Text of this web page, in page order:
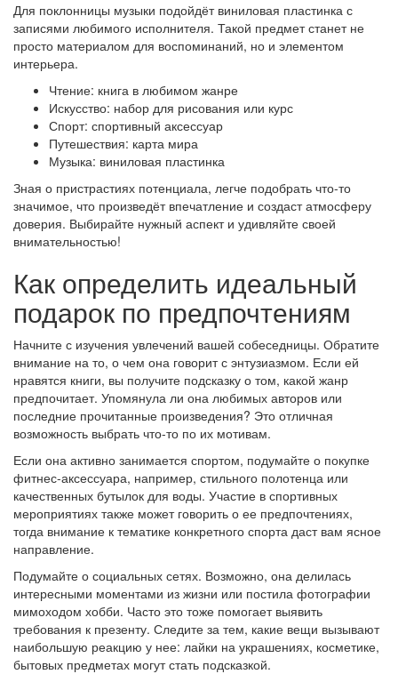
Для поклонницы музыки подойдёт виниловая пластинка с
записями любимого исполнителя. Такой предмет станет не
просто материалом для воспоминаний, но и элементом
интерьера.
Чтение: книга в любимом жанре
Искусство: набор для рисования или курс
Спорт: спортивный аксессуар
Путешествия: карта мира
Музыка: виниловая пластинка
Зная о пристрастиях потенциала, легче подобрать что-то
значимое, что произведёт впечатление и создаст атмосферу
доверия. Выбирайте нужный аспект и удивляйте своей
внимательностью!
Как определить идеальный
подарок по предпочтениям
Начните с изучения увлечений вашей собеседницы. Обратите
внимание на то, о чем она говорит с энтузиазмом. Если ей
нравятся книги, вы получите подсказку о том, какой жанр
предпочитает. Упомянула ли она любимых авторов или
последние прочитанные произведения? Это отличная
возможность выбрать что-то по их мотивам.
Если она активно занимается спортом, подумайте о покупке
фитнес-аксессуара, например, стильного полотенца или
качественных бутылок для воды. Участие в спортивных
мероприятиях также может говорить о ее предпочтениях,
тогда внимание к тематике конкретного спорта даст вам ясное
направление.
Подумайте о социальных сетях. Возможно, она делилась
интересными моментами из жизни или постила фотографии
мимоходом хобби. Часто это тоже помогает выявить
требования к презенту. Следите за тем, какие вещи вызывают
наибольшую реакцию у нее: лайки на украшениях, косметике,
бытовых предметах могут стать подсказкой.